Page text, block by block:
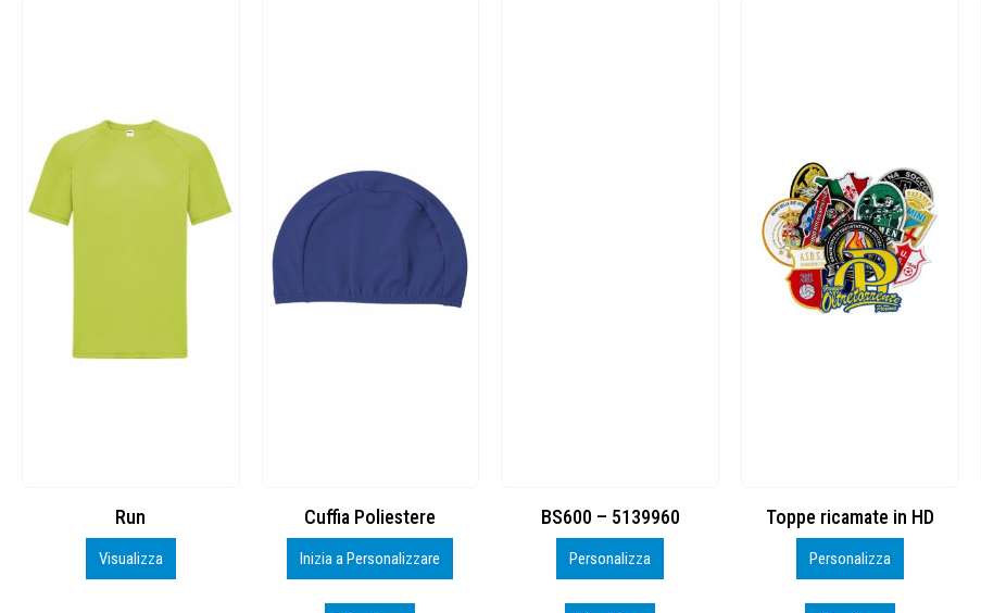
Cuffia Poliestere
Inizia a Personalizzare
BS600 – 5139960
Personalizza
Toppe ricamate in HD
Personalizza
KIT CAMP 100 2026_perso
Personalizza